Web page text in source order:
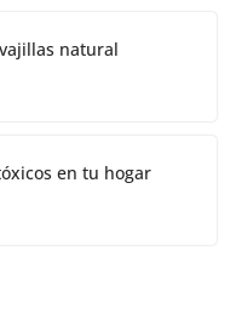
natural
en tu hogar